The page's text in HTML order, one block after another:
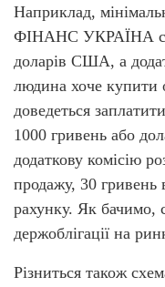
Наприклад,
ФІНАНС УКРАЇНА
доларів США, а
людина хоче купити
доведеться
1000 гривень або
додаткову комісію
продажу, 30 гривень
рахунку. Як бачимо,
держоблігації на
Різниться також